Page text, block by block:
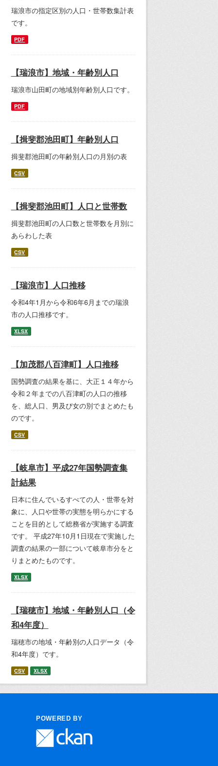
瑞浪市の指定区別の人口・世帯数集計表
です。
PDF
【瑞浪市】地域・年齢別人口
瑞浪市山田町の地域別年齢別人口です。
PDF
【揖斐郡池田町】年齢別人口
揖斐郡池田町の年齢別人口の月別の表
CSV
【揖斐郡池田町】人口と世帯数
揖斐郡池田町の人口数と世帯数を月別に
あらわした表
CSV
【瑞浪市】人口推移
令和4年1月から令和6年6月までの瑞浪
市の人口推移です。
XLSX
【加茂郡八百津町】人口推移
国勢調査の結果を基に、大正１４年から
令和２年までの八百津町の人口の推移
を、総人口、男及び女の別でまとめたも
のです。
CSV
【岐阜市】平成27年国勢調査集
計結果
日本に住んでいるすべての人・世帯を対
象に、人口や世帯の実態を明らかにする
ことを目的として総務省が実施する調査
です。 平成27年10月1日現在で実施した
調査の結果の一部について岐阜市分をと
りまとめたものです。
XLSX
【瑞穂市】地域・年齢別人口（令
和4年度）
瑞穂市の地域・年齢別の人口データ（令
和4年度）です。
CSV XLSX
POWERED BY